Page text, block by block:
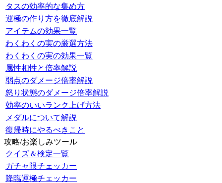
タスの効率的な集め方
運極の作り方を徹底解説
アイテムの効果一覧
わくわくの実の厳選方法
わくわくの実の効果一覧
属性相性と倍率解説
弱点のダメージ倍率解説
怒り状態のダメージ倍率解説
効率のいいランク上げ方法
メダルについて解説
復帰時にやるべきこと
攻略/お楽しみツール
クイズ＆検定一覧
ガチャ限チェッカー
降臨運極チェッカー